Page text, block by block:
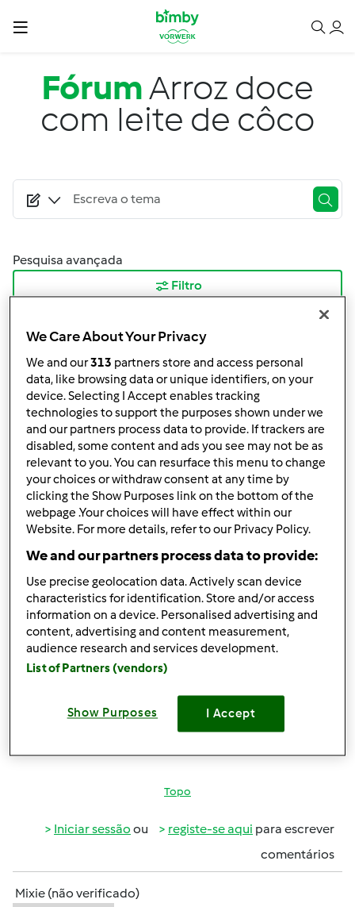
Passar para o conteúdo principal
FórumArroz doce
com leite de côco
Pesquisa avançada
Filtro
Resultados por página:
10
2 | Última entrada
Responder mensagem
Sonia8 (não verificado)
Dom, 2013-04-14 21:52
Alguem me sabe dizer se na receita de Arroz doce com
substituído por arroz carolino?
Topo
Iniciar sessão ou registe-se aqui para escrever
comentários
Mixie (não verificado)
We Care About Your Privacy
We and our313 partners store and access personal
data, like browsing data or unique identifiers, on your
device. Selecting I Accept enables tracking
technologies to support the purposes shown under we
and our partners process data to provide. If trackers are
disabled, some content and ads you see may not be as
relevant to you. You can resurface this menu to change
your choices or withdraw consent at any time by
clicking the Show Purposes link on the bottom of the
webpage .Your choices will have effect within our
Website. For more details, refer to our Privacy Policy.
We and our partners process data to provide:
Use precise geolocation data. Actively scan device
characteristics for identification. Store and/or access
information on a device. Personalised advertising and
content, advertising and content measurement,
audience research and services development.
List of Partners (vendors)
Show Purposes I Accept